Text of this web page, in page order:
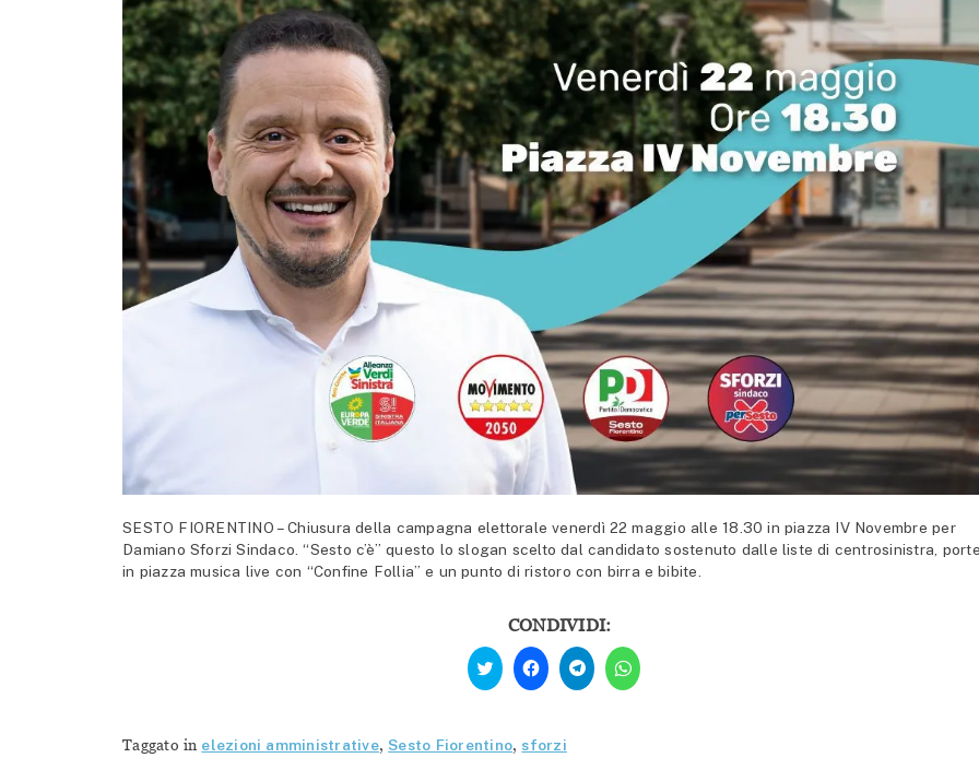
SESTO FIORENTINO – Chiusura della campagna elettorale venerdì 22 maggio alle 18.30 in piazza IV Novembre per
Damiano Sforzi Sindaco. “Sesto c’è” questo lo slogan scelto dal candidato sostenuto dalle liste di centrosinistra,
in piazza musica live con “Confine Follia” e un punto di ristoro con birra e bibite.
CONDIVIDI:
Fai
clic
qui
Twitter
(Si
Fai
clic
per
condividere
(Si
apre
Fai
clic
per
condividere
Fai
clic
per
Taggato in elezioni amministrative,Sesto Fiorentino, sforzi